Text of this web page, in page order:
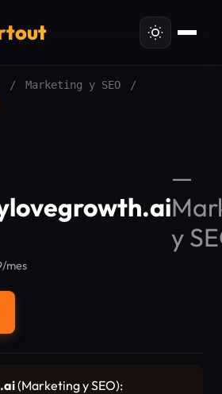
/ Marketing y SEO
/
—
y
mes
(Marketing y SEO):